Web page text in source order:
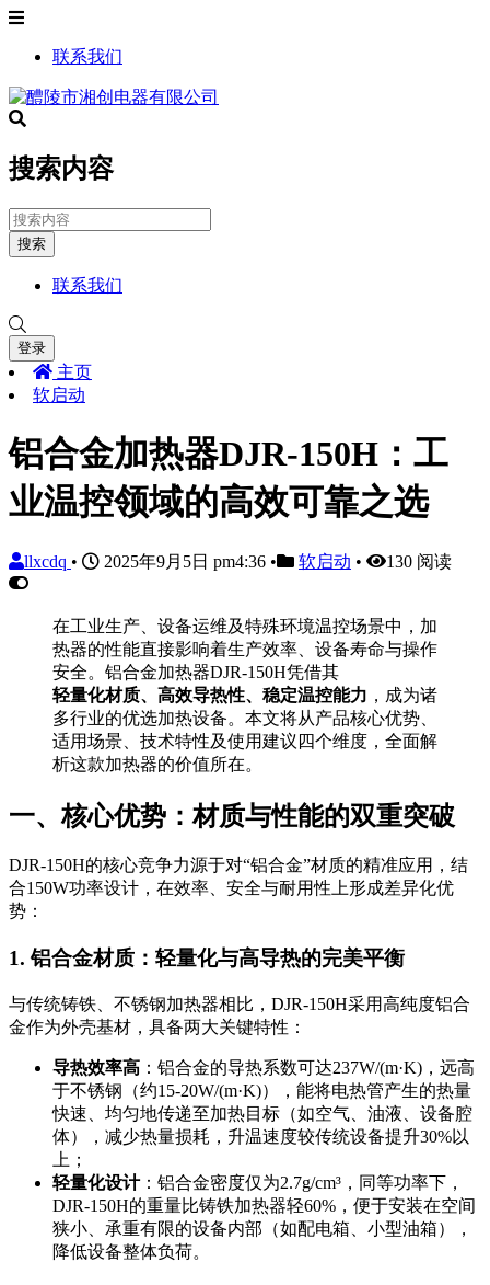
联系我们
搜索内容
搜索
联系我们
登录
主页
软启动
铝合金加热器DJR-150H：工
业温控领域的高效可靠之选
llxcdq • 2025年9月5日 pm4:36 • 软启动 • 130 阅读
在工业生产、设备运维及特殊环境温控场景中，加
热器的性能直接影响着生产效率、设备寿命与操作
安全。铝合金加热器DJR-150H凭借其
轻量化材质、高效导热性、稳定温控能力 ，成为诸
多行业的优选加热设备。本文将从产品核心优势、
适用场景、技术特性及使用建议四个维度，全面解
析这款加热器的价值所在。
一、核心优势：材质与性能的双重突破
DJR-150H的核心竞争力源于对“铝合金”材质的精准应用，结
合150W功率设计，在效率、安全与耐用性上形成差异化优
势：
1. 铝合金材质：轻量化与高导热的完美平衡
与传统铸铁、不锈钢加热器相比，DJR-150H采用高纯度铝合
金作为外壳基材，具备两大关键特性：
导热效率高 ：铝合金的导热系数可达237W/(m·K)，远高
于不锈钢（约15-20W/(m·K)），能将电热管产生的热量
快速、均匀地传递至加热目标（如空气、油液、设备腔
体），减少热量损耗，升温速度较传统设备提升30%以
上；
轻量化设计：铝合金密度仅为2.7g/cm³，同等功率下，
DJR-150H的重量比铸铁加热器轻60%，便于安装在空间
狭小、承重有限的设备内部（如配电箱、小型油箱），
降低设备整体负荷。